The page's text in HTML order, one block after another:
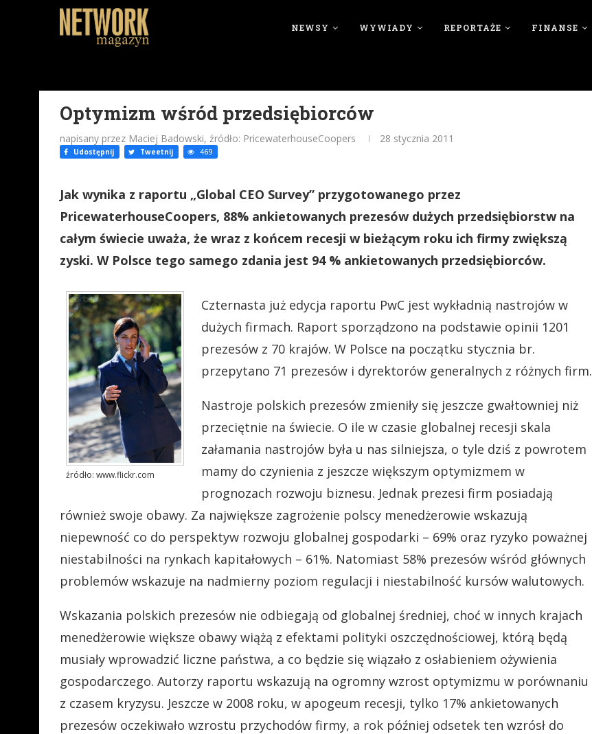
NEWSY WYWIADY REPORTAŻE FINANSE
Optymizm wśród przedsiębiorców
napisany przez Maciej Badowski, źródło: PricewaterhouseCoopers 28 stycznia 2011
Udostępnij Tweetnij 469
Jak wynika z raportu „Global CEO Survey” przygotowanego przez
PricewaterhouseCoopers, 88% ankietowanych prezesów dużych przedsiębiorstw na
całym świecie uważa, że wraz z końcem recesji w bieżącym roku ich firmy zwiększą
zyski. W Polsce tego samego zdania jest 94 % ankietowanych przedsiębiorców.
źródło: www.flickr.com
Czternasta już edycja raportu PwC jest wykładnią nastrojów w
dużych firmach. Raport sporządzono na podstawie opinii 1201
prezesów z 70 krajów. W Polsce na początku stycznia br.
przepytano 71 prezesów i dyrektorów generalnych z różnych firm.
Nastroje polskich prezesów zmieniły się jeszcze gwałtowniej niż
przeciętnie na świecie. O ile w czasie globalnej recesji skala
załamania nastrojów była u nas silniejsza, o tyle dziś z powrotem
mamy do czynienia z jeszcze większym optymizmem w
prognozach rozwoju biznesu. Jednak prezesi firm posiadają
również swoje obawy. Za największe zagrożenie polscy menedżerowie wskazują
niepewność co do perspektyw rozwoju globalnej gospodarki – 69% oraz ryzyko poważnej
niestabilności na rynkach kapitałowych – 61%. Natomiast 58% prezesów wśród głównych
problemów wskazuje na nadmierny poziom regulacji i niestabilność kursów walutowych.
Wskazania polskich prezesów nie odbiegają od globalnej średniej, choć w innych krajach
menedżerowie większe obawy wiążą z efektami polityki oszczędnościowej, którą będą
musiały wprowadzić liczne państwa, a co będzie się wiązało z osłabieniem ożywienia
gospodarczego. Autorzy raportu wskazują na ogromny wzrost optymizmu w porównaniu
z czasem kryzysu. Jeszcze w 2008 roku, w apogeum recesji, tylko 17% ankietowanych
prezesów oczekiwało wzrostu przychodów firmy, a rok później odsetek ten wzrósł do